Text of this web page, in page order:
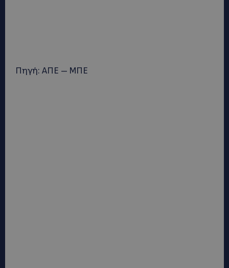
Πηγή: ΑΠΕ – ΜΠΕ